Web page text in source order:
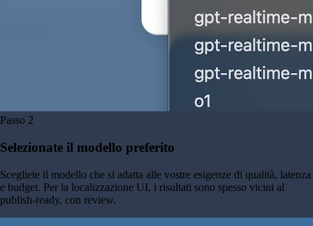
Passo 2
Selezionate il modello preferito
Scegliete il modello che si adatta alle vostre esigenze di qualità, latenza
e budget. Per la localizzazione UI, i risultati sono spesso vicini al
publish-ready, con review.